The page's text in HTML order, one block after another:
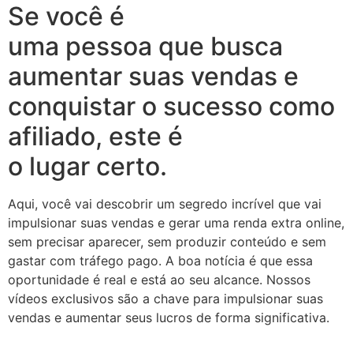
Se você é
uma pessoa que busca
aumentar suas vendas e
conquistar o sucesso como
afiliado, este é
o lugar certo.
Aqui, você vai descobrir um segredo incrível que vai
impulsionar suas vendas e gerar uma renda extra online,
sem precisar aparecer, sem produzir conteúdo e sem
gastar com tráfego pago. A boa notícia é que essa
oportunidade é real e está ao seu alcance. Nossos
vídeos exclusivos são a chave para impulsionar suas
vendas e aumentar seus lucros de forma significativa.